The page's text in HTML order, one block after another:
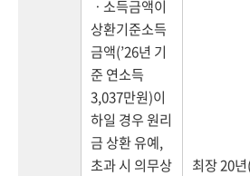
ㆍ소득금액이
상환기준소득
금액(’26년 기
준 연소득
3,037만원)이
하일 경우 원리
금 상환 유예,
초과 시 의무상
최장 20